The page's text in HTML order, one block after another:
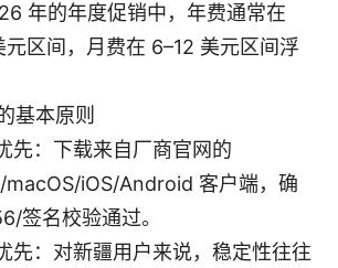
年的年度促销中，年费通常在
元区间，月费在 6–12 美元区间浮
基本原则
先：下载来自厂商官网的
iOS/Android 客户端，确
签名校验通过。
先：对新疆用户来说，稳定性往往